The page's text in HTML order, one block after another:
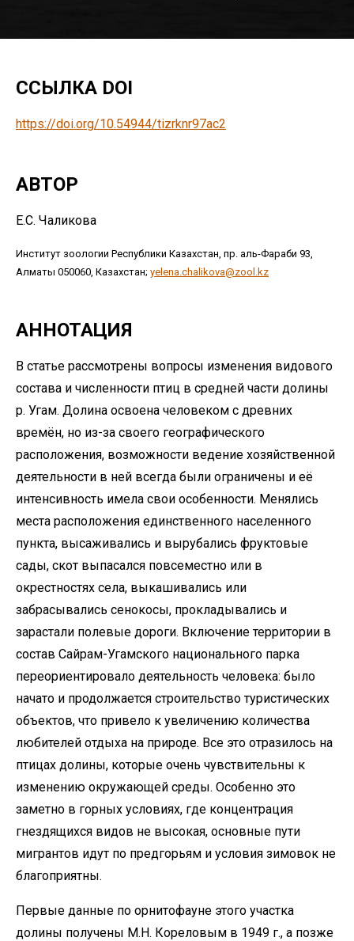
ССЫЛКА DOI
https://doi.org/10.54944/tizrknr97ac2
АВТОР
Е.С. Чаликова
Институт зоологии Республики Казахстан, пр. аль-Фараби 93,
Алматы 050060, Казахстан; yelena.chalikova@zool.kz
АННОТАЦИЯ
В статье рассмотрены вопросы изменения видового
состава и численности птиц в средней части долины
р. Угам. Долина освоена человеком с древних
времён, но из-за своего географического
расположения, возможности ведение хозяйственной
деятельности в ней всегда были ограничены и её
интенсивность имела свои особенности. Менялись
места расположения единственного населенного
пункта, высаживались и вырубались фруктовые
сады, скот выпасался повсеместно или в
окрестностях села, выкашивались или
забрасывались сенокосы, прокладывались и
зарастали полевые дороги. Включение территории в
состав Сайрам-Угамского национального парка
переориентировало деятельность человека: было
начато и продолжается строительство туристических
объектов, что привело к увеличению количества
любителей отдыха на природе. Все это отразилось на
птицах долины, которые очень чувствительны к
изменению окружающей среды. Особенно это
заметно в горных условиях, где концентрация
гнездящихся видов не высокая, основные пути
мигрантов идут по предгорьям и условия зимовок не
благоприятны.
Первые данные по орнитофауне этого участка
долины получены М.Н. Кореловым в 1949 г., а позже